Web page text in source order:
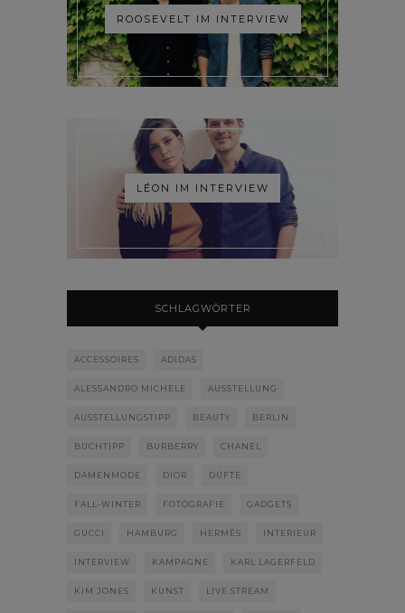
ROOSEVELT IM INTERVIEW
LÉON IM INTERVIEW
SCHLAGWÖRTER
ACCESSOIRES ADIDAS
ALESSANDRO MICHELE AUSSTELLUNG
AUSSTELLUNGSTIPP BEAUTY BERLIN
BUCHTIPP BURBERRY CHANEL
DAMENMODE DIOR DÜFTE
FALL-WINTER FOTOGRAFIE GADGETS
GUCCI HAMBURG HERMÈS INTERIEUR
INTERVIEW KAMPAGNE KARL LAGERFELD
KIM JONES KUNST LIVE STREAM